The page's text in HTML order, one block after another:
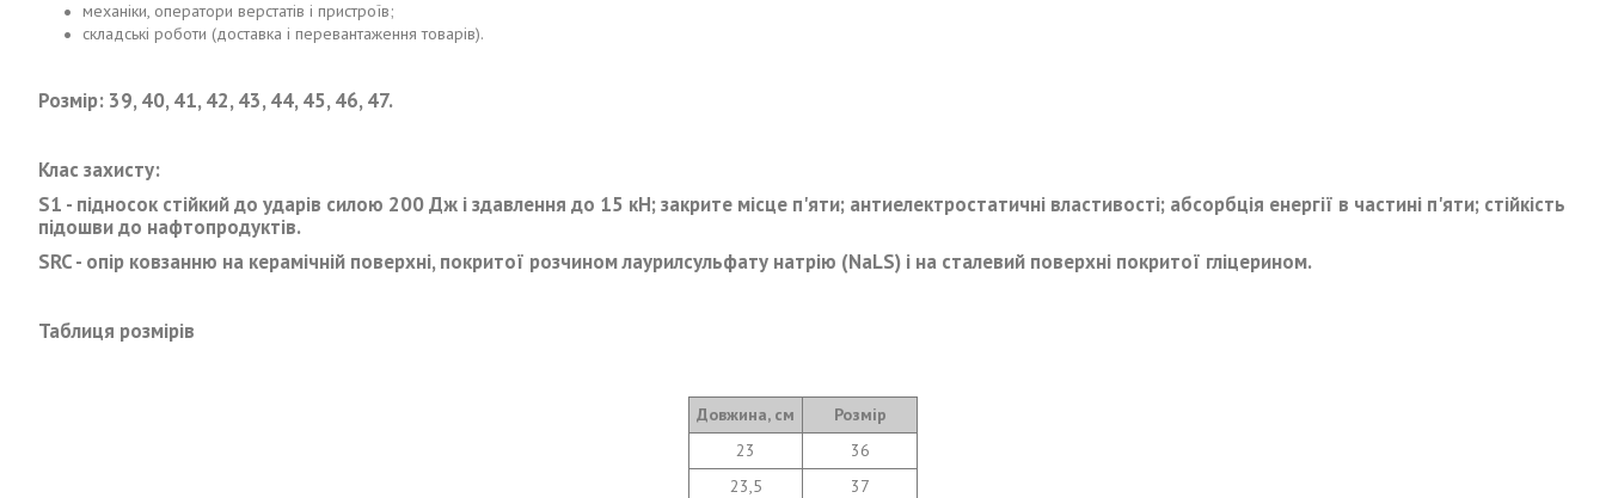
механіки, оператори верстатів і пристроїв;
складські роботи (доставка і перевантаження товарів).
Розмір: 39, 40, 41, 42, 43, 44, 45, 46, 47.
Клас захисту:
S1 - підносок стійкий до ударів силою 200 Дж і здавлення до 15 кН; закрите місце п'яти; антиелектростатичні властивості; абсорбція енергії в частині п'яти; стійкість
підошви до нафтопродуктів.
SRC - опір ковзанню на керамічній поверхні, покритої розчином лаурилсульфату натрію (NaLS) і на сталевий поверхні покритої гліцерином.
Таблиця розмірів
Довжина, см
Розмір
23
36
23,5
37